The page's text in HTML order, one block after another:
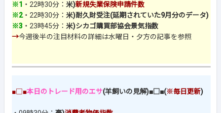
※1 ・22時30分： 米)新規失業保険申請件数
※2・22時30分： 米)耐久財受注(延期されていた9月分のデータ)
※3 ・23時45分： 米)シカゴ購買部協会景気指数
→今週後半の注目材料の詳細は水曜日・夕方の記事を参照
■□■本日のトレード用のエサ(羊飼いの見解)■□■(※毎日更新)